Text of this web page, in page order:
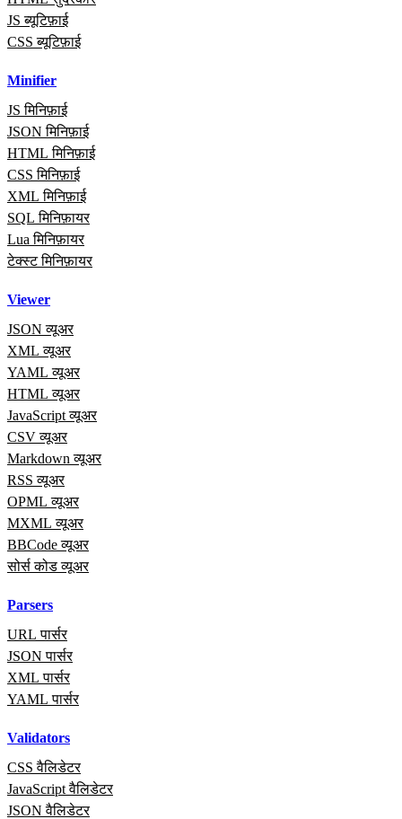
JS ब्यूटिफ़ाई
CSS ब्यूटिफ़ाई
Minifier
JS मिनिफ़ाई
JSON मिनिफ़ाई
HTML मिनिफ़ाई
CSS मिनिफ़ाई
XML मिनिफ़ाई
SQL मिनिफ़ायर
Lua मिनिफ़ायर
टेक्स्ट मिनिफ़ायर
Viewer
JSON व्यूअर
XML व्यूअर
YAML व्यूअर
HTML व्यूअर
JavaScript व्यूअर
CSV व्यूअर
Markdown व्यूअर
RSS व्यूअर
OPML व्यूअर
MXML व्यूअर
BBCode व्यूअर
सोर्स कोड व्यूअर
Parsers
URL पार्सर
JSON पार्सर
XML पार्सर
YAML पार्सर
Validators
CSS वैलिडेटर
JavaScript वैलिडेटर
JSON वैलिडेटर